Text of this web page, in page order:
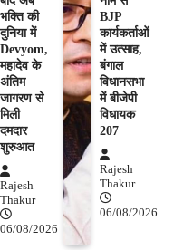
भक्ति की
दुनिया में
Devyom,
महादेव के
अंतिम
जागरण से
मिली
दमदार
शुरुआत
Rajesh
Thakur
06/08/2026
BJP
कार्यकर्ताओं
में उत्साह,
बंगाल
विधानसभा
में बीजेपी
विधायक
207
Rajesh
Thakur
06/08/2026